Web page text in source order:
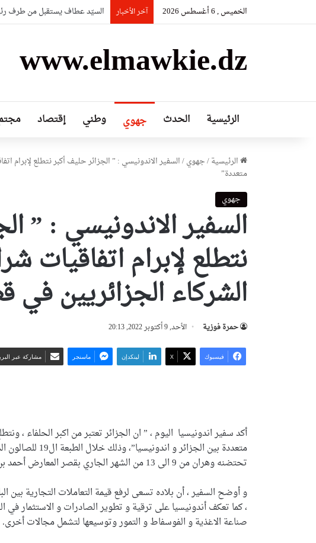
الخميس , 6 أغسطس 2026 آخر الأخبار السيّد عطاف يستقبل من طرف
www.elmawkie.dz
الرئيسية الحدث جهوي وطني إقتصاد
الرئيسية/جهوي/السفير الاندونيسي : ” الجزائر حليف أكبر نتطلع لإبرام
متعددة”
جهوي
السفير الاندونيسي : ”
نتطلع لإبرام اتفاقيات
الشركاء الجزائريين
حمرة فوزية الأحد, 9 أكتوبر 2022, 20:13
فيسبوك ‫X لينكدإن ماسنجر مشاركة عبر
أكد سفير اندونيسيا اليوم ، ” ان الجزائر تعتبر من اكبر الحلفاء ،
متعددة بين
تحتضنه وهران من 9 الى 13 من الشهر الجاري بقصر المعارض أحمد بن محمد.
و أوضح السفير ، أن بلاده تسعى لرفع قيمة التعاملات التجارية بين
، كما تعكف أندونيسيا على ترقية و تطوير الصادرات و الاستثمار في
صناعة الاغذية و الفوسفاط و التمور وتوسيعها لتشمل مجالات أخرى.